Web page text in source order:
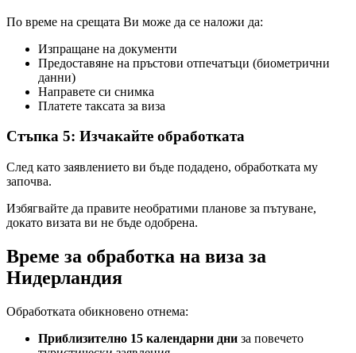
По време на срещата Ви може да се наложи да:
Изпращане на документи
Предоставяне на пръстови отпечатъци (биометрични
данни)
Направете си снимка
Платете таксата за виза
Стъпка 5: Изчакайте обработката
След като заявлението ви бъде подадено, обработката му
започва.
Избягвайте да правите необратими планове за пътуване,
докато визата ви не бъде одобрена.
Време за обработка на виза за
Нидерландия
Обработката обикновено отнема:
Приблизително 15 календарни дни за повечето